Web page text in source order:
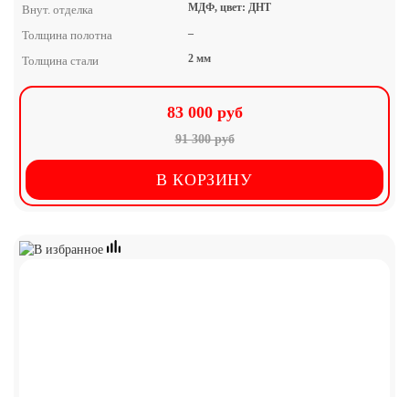
Внут. отделка МДФ, цвет: ДНТ
Толщина полотна –
Толщина стали 2 мм
83 000 руб
91 300 руб
В КОРЗИНУ